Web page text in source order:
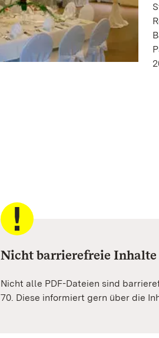
Nicht barrierefreie Inhalte
Nicht alle PDF-Dateien sind
70. Diese informiert gern über die